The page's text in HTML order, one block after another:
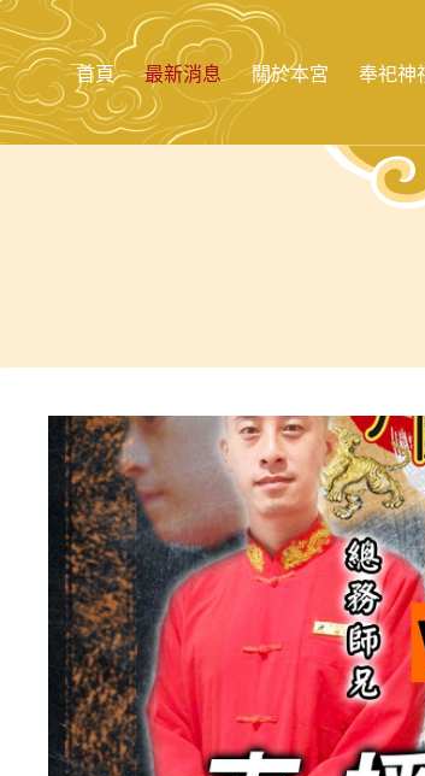
跳
至
主
要
內
首頁 最新消息 關於本宮 奉祀神